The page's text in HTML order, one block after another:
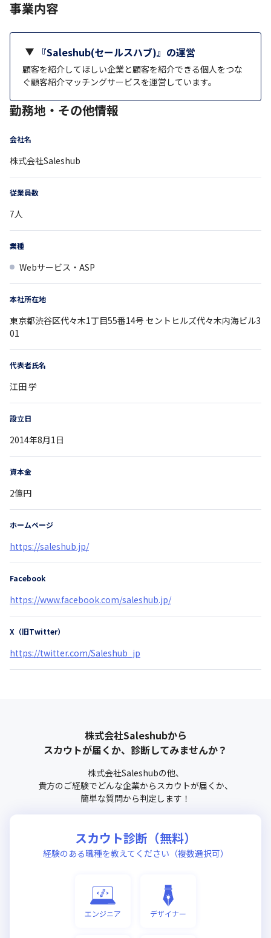
事業内容
『Saleshub(セールスハブ)』の運営
顧客を紹介してほしい企業と顧客を紹介できる個人をつな
ぐ顧客紹介マッチングサービスを運営しています。
勤務地・その他情報
会社名
株式会社Saleshub
従業員数
7人
業種
Webサービス・ASP
本社所在地
東京都渋谷区代々木1丁目55番14号 セントヒルズ代々木内海ビル3
01
代表者氏名
江田 学
設立日
2014年8月1日
資本金
2億円
ホームページ
https://saleshub.jp/
Facebook
https://www.facebook.com/saleshub.jp/
X（旧Twitter）
https://twitter.com/Saleshub_jp
株式会社Saleshubから
スカウトが届くか、診断してみませんか？
株式会社Saleshubの他、
貴方のご経験でどんな企業からスカウトが届くか、
簡単な質問から判定します！
スカウト診断（無料）
経験のある職種を教えてください（複数選択可）
エンジニア デザイナー